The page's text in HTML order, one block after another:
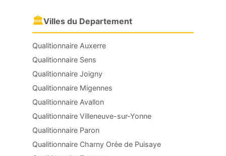
🏛Villes du Departement
Qualitionnaire Auxerre
Qualitionnaire Sens
Qualitionnaire Joigny
Qualitionnaire Migennes
Qualitionnaire Avallon
Qualitionnaire Villeneuve-sur-Yonne
Qualitionnaire Paron
Qualitionnaire Charny Orée de Puisaye